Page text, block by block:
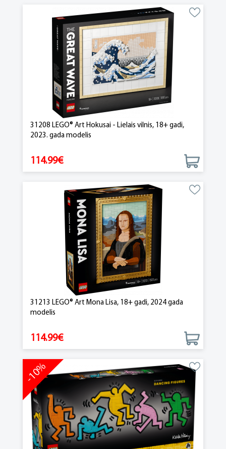
31208 LEGO® Art Hokusai - Lielais vilnis, 18+ gadi,
2023. gada modelis
114.99€
31213 LEGO® Art Mona Lisa, 18+ gadi, 2024 gada
modelis
114.99€
-10%